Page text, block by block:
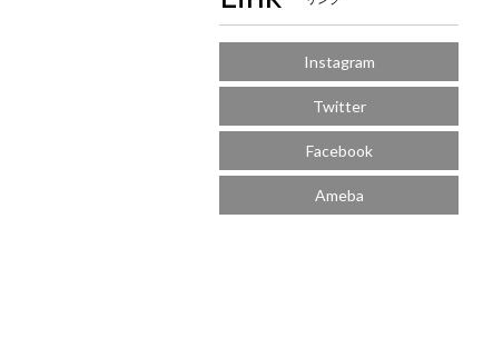
Instagram
Twitter
Facebook
Ameba